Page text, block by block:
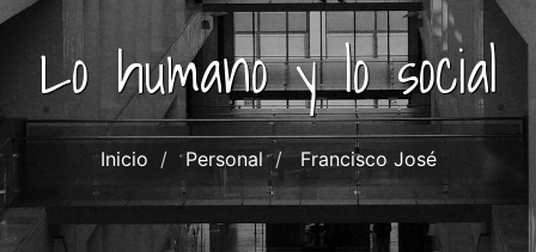
Lo humano y lo social
Inicio Personal Francisco José